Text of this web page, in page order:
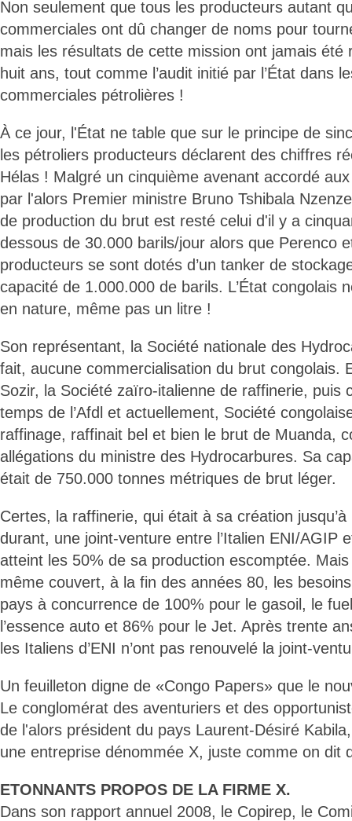
Non seulement que tous les producteurs autant
commerciales ont dû changer de noms pour
mais les résultats de cette mission ont jamais été
huit ans, tout comme l’audit initié par l’État dans
commerciales pétrolières !
À ce jour, l'État ne table que sur le principe de
les pétroliers producteurs déclarent des chiffres
Hélas ! Malgré un cinquième avenant accordé
par l'alors Premier ministre Bruno Tshibala
de production du brut est resté celui d'il y a
dessous de 30.000 barils/jour alors que Perenco
producteurs se sont dotés d’un tanker de
capacité de 1.000.000 de barils. L’État congolais
en nature, même pas un litre !
Son représentant, la Société nationale des
fait, aucune commercialisation du brut congolais.
Sozir, la Société zaïro-italienne de raffinerie, puis
temps de l’Afdl et actuellement, Société
raffinage, raffinait bel et bien le brut de Muanda,
allégations du ministre des Hydrocarbures. Sa
était de 750.000 tonnes métriques de brut léger.
Certes, la raffinerie, qui était à sa création
durant, une joint-venture entre l’Italien ENI/AGIP
atteint les 50% de sa production escomptée.
même couvert, à la fin des années 80, les
pays à concurrence de 100% pour le gasoil, le
l’essence auto et 86% pour le Jet. Après trente
les Italiens d’ENI n’ont pas renouvelé la joint-
Un feuilleton digne de «Congo Papers» que le
Le conglomérat des aventuriers et des
de l'alors président du pays Laurent-Désiré
une entreprise dénommée X, juste comme on dit
ETONNANTS PROPOS DE LA FIRME X.
Dans son rapport annuel 2008, le Copirep, le